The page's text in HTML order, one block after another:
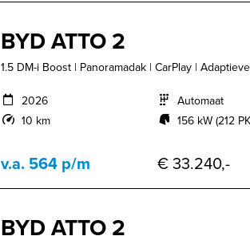
BYD ATTO 2
1.5 DM-i Boost | Panoramadak | CarPlay |
2026
10 km
Automaat
156 kW (212
v.a. 564 p/m € 33.240,-
BYD ATTO 2